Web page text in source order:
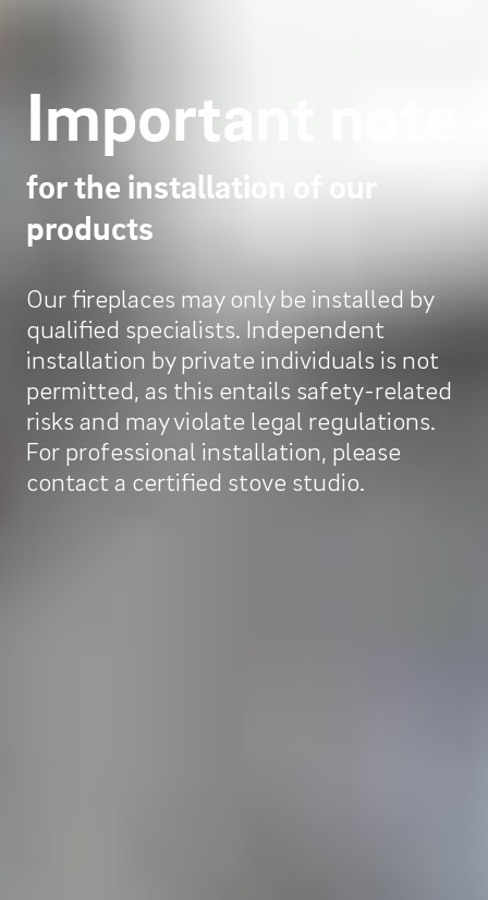
Important note
for the installation of our
products
Our fireplaces may only be installed by
qualified specialists. Independent
installation by private individuals is not
permitted, as this entails safety-related
risks and may violate legal regulations.
For professional installation, please
contact a certified stove studio.